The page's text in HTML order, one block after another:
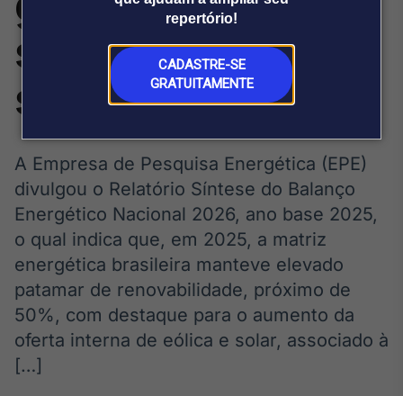
repertório!
CADASTRE-SE
GRATUITAMENTE
O mercado
financeiro em
tempo real
Broadcast
Agro
Tudo sobre o
agronegócio
Broadcast
Político
Os bastidores da
política em
tempo real
segurança do
setor elétrico
A Empresa de Pesquisa Energética (EPE)
divulgou o Relatório Síntese do Balanço
Energético Nacional 2026, ano base 2025,
o qual indica que, em 2025, a matriz
energética brasileira manteve elevado
patamar de renovabilidade, próximo de
50%, com destaque para o aumento da
oferta interna de eólica e solar, associado à
[…]